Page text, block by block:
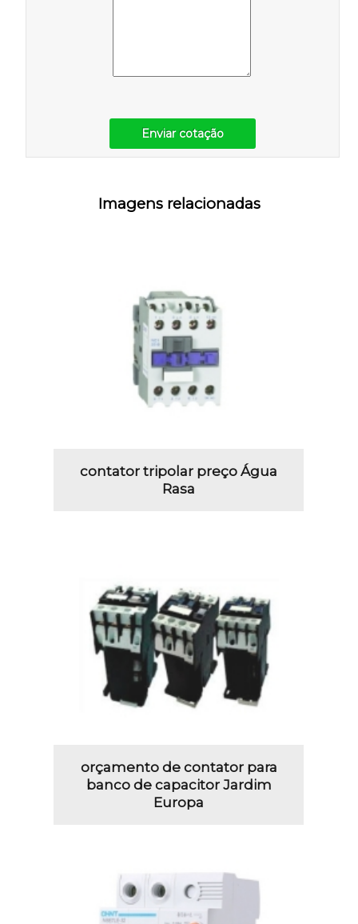
Enviar cotação
Imagens relacionadas
contator tripolar preço Água
Rasa
orçamento de contator para
banco de capacitor Jardim
Europa